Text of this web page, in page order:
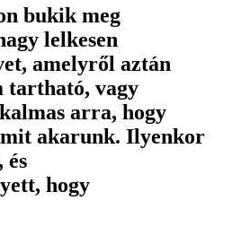
bukik meg
lelkesen
amelyről aztán
tartható, vagy
arra, hogy
akarunk. Ilyenkor
és
hogy